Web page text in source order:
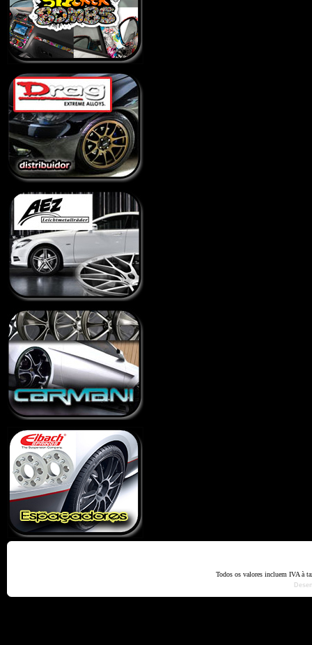
Todos os valores incluem IVA à